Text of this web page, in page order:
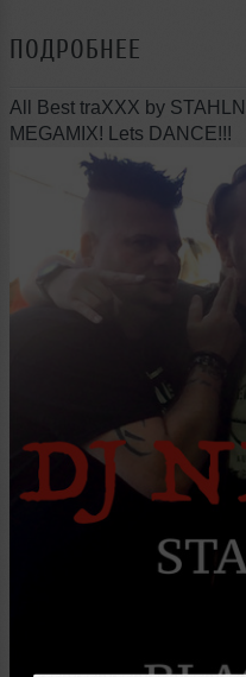
ПОДРОБНЕЕ
All Best traXXX by
MEGAMIX! Lets DANCE!!!